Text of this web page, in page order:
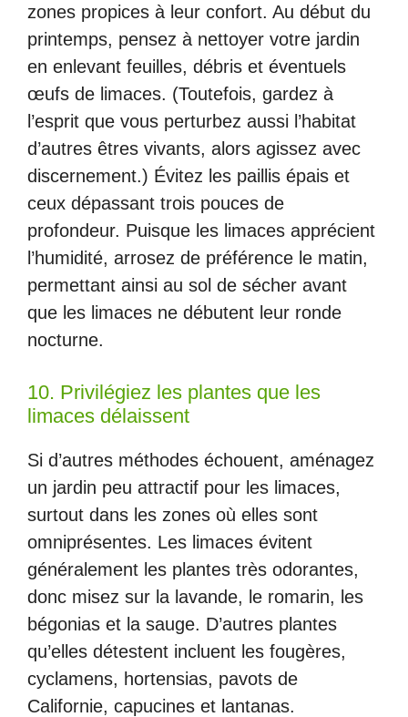
zones propices à leur confort. Au début du
printemps, pensez à nettoyer votre jardin
en enlevant feuilles, débris et éventuels
œufs de limaces. (Toutefois, gardez à
l’esprit que vous perturbez aussi l’habitat
d’autres êtres vivants, alors agissez avec
discernement.) Évitez les paillis épais et
ceux dépassant trois pouces de
profondeur. Puisque les limaces apprécient
l’humidité, arrosez de préférence le matin,
permettant ainsi au sol de sécher avant
que les limaces ne débutent leur ronde
nocturne.
10. Privilégiez les plantes que les
limaces délaissent
Si d’autres méthodes échouent, aménagez
un jardin peu attractif pour les limaces,
surtout dans les zones où elles sont
omniprésentes. Les limaces évitent
généralement les plantes très odorantes,
donc misez sur la lavande, le romarin, les
bégonias et la sauge. D’autres plantes
qu’elles détestent incluent les fougères,
cyclamens, hortensias, pavots de
Californie, capucines et lantanas.